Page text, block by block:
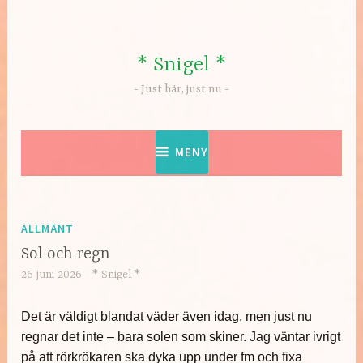
* Snigel *
Just här, just nu
MENY
ALLMÄNT
Sol och regn
26 juni 2026 * Snigel *
Det är väldigt blandat väder även idag, men just nu
regnar det inte – bara solen som skiner. Jag väntar ivrigt
på att rörkrökaren ska dyka upp under fm och fixa